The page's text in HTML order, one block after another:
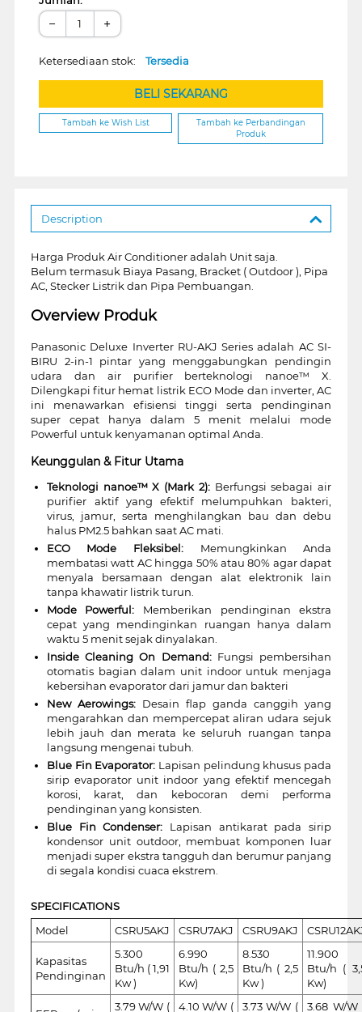
− +
Ketersediaan stok: Tersedia
BELI SEKARANG
Tambah ke Wish List
Tambah ke Perbandingan
Produk
Description
Harga Produk Air Conditioner adalah Unit saja.
Belum termasuk Biaya Pasang, Bracket ( Outdoor ), Pipa
AC, Stecker Listrik dan Pipa Pembuangan.
Overview Produk
Panasonic Deluxe Inverter RU-AKJ Series adalah AC SI-
BIRU 2-in-1 pintar yang menggabungkan pendingin
udara dan air purifier berteknologi nanoe™ X.
Dilengkapi fitur hemat listrik ECO Mode dan inverter, AC
ini menawarkan efisiensi tinggi serta pendinginan
super cepat hanya dalam 5 menit melalui mode
Powerful untuk kenyamanan optimal Anda.
Keunggulan & Fitur Utama
Teknologi nanoe™ X (Mark 2):Berfungsi sebagai air
purifier aktif yang efektif melumpuhkan bakteri,
virus, jamur, serta menghilangkan bau dan debu
halus PM2.5 bahkan saat AC mati.
ECO Mode Fleksibel: Memungkinkan Anda
membatasi watt AC hingga 50% atau 80% agar dapat
menyala bersamaan dengan alat elektronik lain
tanpa khawatir listrik turun.
Mode Powerful: Memberikan pendinginan ekstra
cepat yang mendinginkan ruangan hanya dalam
waktu 5 menit sejak dinyalakan.
Inside Cleaning On Demand:Fungsi pembersihan
otomatis bagian dalam unit indoor untuk menjaga
kebersihan evaporator dari jamur dan bakteri
New Aerowings:Desain flap ganda canggih yang
mengarahkan dan mempercepat aliran udara sejuk
lebih jauh dan merata ke seluruh ruangan tanpa
langsung mengenai tubuh.
Blue Fin Evaporator: Lapisan pelindung khusus pada
sirip evaporator unit indoor yang efektif mencegah
korosi, karat, dan kebocoran demi performa
pendinginan yang konsisten.
Blue Fin Condenser: Lapisan antikarat pada sirip
kondensor unit outdoor, membuat komponen luar
menjadi super ekstra tangguh dan berumur panjang
di segala kondisi cuaca ekstrem.
SPECIFICATIONS
Model
CSRU5AKJ CSRU7AKJ CSRU9AKJ
Kapasitas
Pendinginan
5.300
Btu/h ( 1,91
Kw )
6.990
Btu/h ( 2,5
Kw)
8.530
Btu/h ( 2,5
Kw )
11.900
Btu/h (
Kw)
3.79 W/W ( 4.10 W/W ( 3.73 W/W ( 3.68 W/W